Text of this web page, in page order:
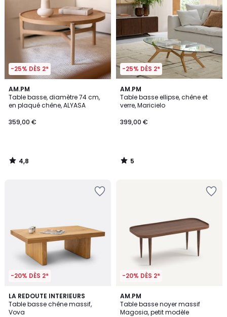
-25% DÈS 2*
AM.PM
Table basse, diamètre 74 cm,
en plaqué chêne, ALYASA
359,00 €
4,8
/ 5
4,8
/
-25% DÈS 2*
AM.PM
Table basse ellipse, chêne et
verre, Maricielo
399,00 €
5
/
5
5
/
-20% DÈS 2*
LA REDOUTE INTERIEURS
Table basse chêne massif,
Vova
4,5
/ 5
-20% DÈS 2*
AM.PM
Table basse noyer massif
Magosia, petit modèle
4,8
/ 5